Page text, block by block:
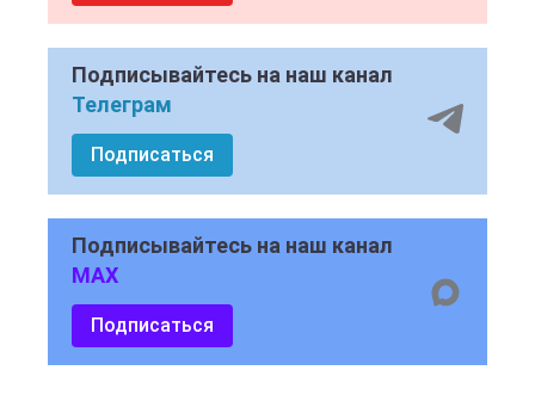
Подписывайтесь на наш канал
Телеграм
Подписаться
Подписывайтесь на наш канал
MAX
Подписаться